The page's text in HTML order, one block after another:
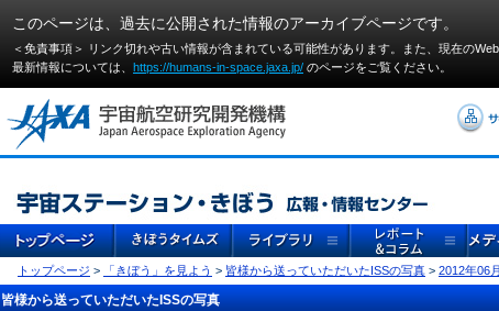
このページは、過去に公開された情報のアーカイブページです。
＜免責事項＞ リンク切れや古い情報が含まれている可能性があります。また、現在の
最新情報については、 https://humans-in-space.jaxa.jp/ のページをご覧ください。
トップページ > 「きぼう」を見よう > 皆様から送っていただいたISSの写真 > 2012年06月
皆様から送っていただいたISSの写真